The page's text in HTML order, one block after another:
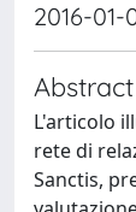
2016-01-
Abstract
L'articolo
rete di
Sanctis,